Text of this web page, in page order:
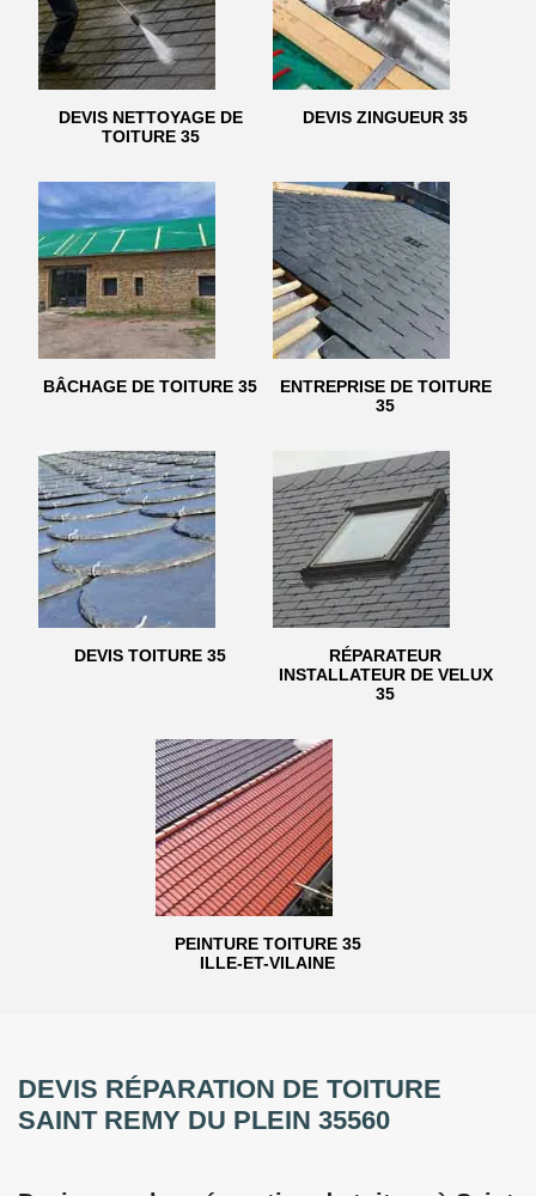
DEVIS NETTOYAGE DE
TOITURE 35
DEVIS ZINGUEUR 35
BÂCHAGE DE TOITURE 35
ENTREPRISE DE TOITURE
35
DEVIS TOITURE 35
RÉPARATEUR
INSTALLATEUR DE VELUX
35
PEINTURE TOITURE 35
ILLE-ET-VILAINE
DEVIS RÉPARATION DE TOITURE
SAINT REMY DU PLEIN 35560